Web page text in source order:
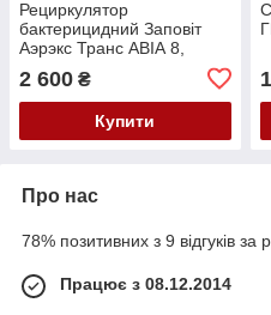
Рециркулятор
бактерицидний Заповіт
Аэрэкс Транс АВІА 8,
Osram
2 600 ₴
Купити
Про нас
78% позитивних з 9 відгуків за
Працює з 08.12.2014